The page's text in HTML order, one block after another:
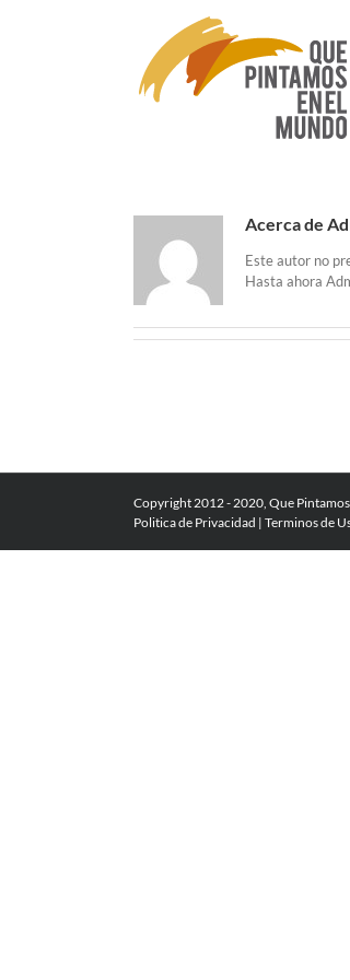
Acerca de
Este autor no
Hasta ahora
Copyright 2012 - 2020, Que
Politica de Privacidad | Terminos de